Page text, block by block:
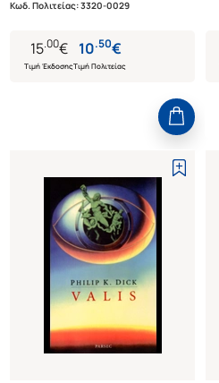
Κωδ. Πολιτείας:3320-0029
15.00€
Τιμή Έκδοσης
10.50€
Τιμή Πολιτείας